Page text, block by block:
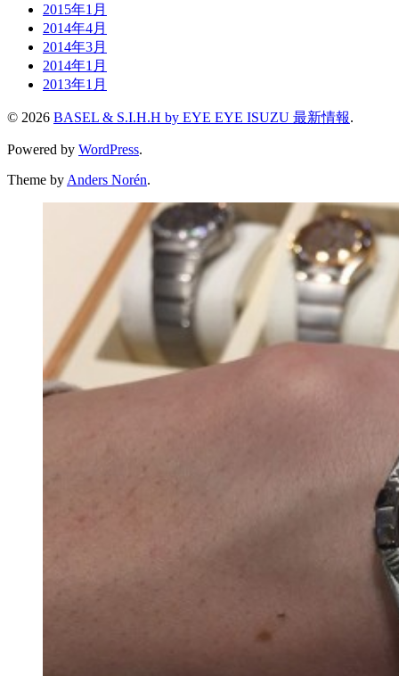
2015年1月
2014年4月
2014年3月
2014年1月
2013年1月
© 2026 BASEL & S.I.H.H by EYE EYE ISUZU 最新情報.
Powered by WordPress.
Theme by Anders Norén.